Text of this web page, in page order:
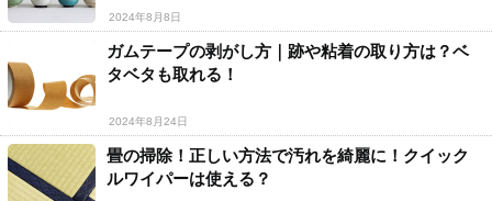
2024年8月8日
ガムテープの剥がし方｜跡や粘着の取り方は？ベ
タベタも取れる！
2024年8月24日
畳の掃除！正しい方法で汚れを綺麗に！クイック
ルワイパーは使える？